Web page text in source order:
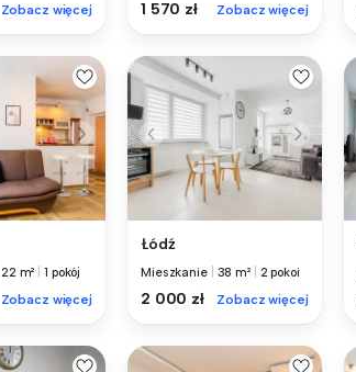
Zobacz więcej 1 570 zł Zobacz więcej
22 m² |1 pokój
Zobacz więcej
Łódź
Mieszkanie 38 m² 2 pokoi
2 000 zł Zobacz więcej